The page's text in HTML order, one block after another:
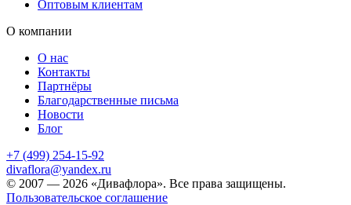
Оптовым клиентам
О компании
О нас
Контакты
Партнёры
Благодарственные письма
Новости
Блог
+7 (499) 254-15-92
divaflora@yandex.ru
© 2007 — 2026 «Дивафлора». Все права защищены.
Пользовательское соглашение